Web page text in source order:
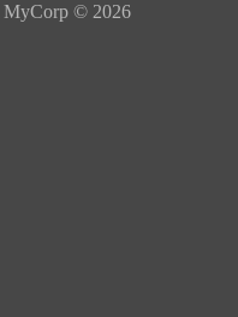
MyCorp © 2026